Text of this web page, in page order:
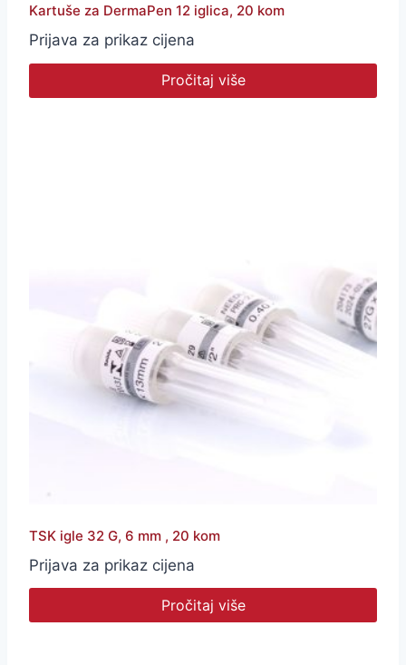
Kartuše za DermaPen 12 iglica, 20 kom
Prijava za prikaz cijena
Pročitaj više
TSK igle 32 G, 6 mm , 20 kom
Prijava za prikaz cijena
Pročitaj više